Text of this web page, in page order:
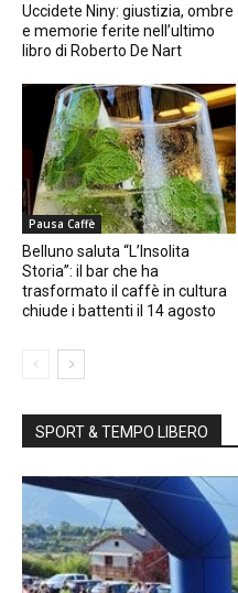
Uccidete Niny: giustizia, ombre
e memorie ferite nell’ultimo
libro di Roberto De Nart
Pausa Caffè
Belluno saluta “L’Insolita
Storia”: il bar che ha
trasformato il caffè in cultura
chiude i battenti il 14 agosto
SPORT & TEMPO LIBERO